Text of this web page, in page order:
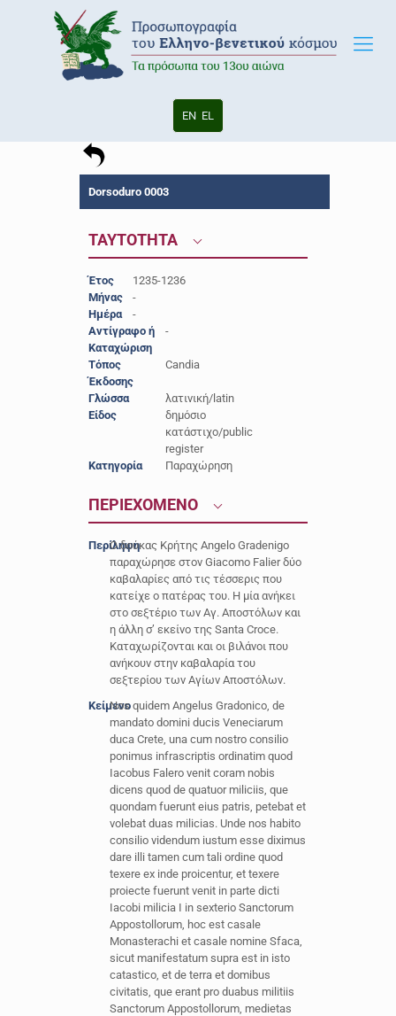
EN EL
Dorsoduro 0003
ΤΑΥΤΟΤΗΤΑ
Έτος
1235-1236
Μήνας
-
Ημέρα
-
Αντίγραφο ή
Καταχώριση
-
Τόπος
Έκδοσης
Candia
Γλώσσα
λατινική/latin
Είδος
δημόσιο
κατάστιχο/public
register
Κατηγορία
Παραχώρηση
ΠΕΡΙΕΧΟΜΕΝΟ
Περίληψη
Ο δούκας Κρήτης Angelo Gradenigo
παραχώρησε στον Giacomo Falier δύο
καβαλαρίες από τις τέσσερις που
κατείχε ο πατέρας του. H μία ανήκει
στο σεξτέριο των Aγ. Aποστόλων και
η άλλη σ’ εκείνο της Santa Croce.
Καταχωρίζονται και οι βιλάνοι που
ανήκουν στην καβαλαρία του
σεξτερίου των Αγίων Αποστόλων.
ΚείμενοNos quidem Angelus Gradonico, de
mandato domini ducis Veneciarum
duca Crete, una cum nostro consilio
ponimus infrascriptis ordinatim quod
Iacobus Falero venit coram nobis
dicens quod de quatuor miliciis, que
quondam fuerunt eius patris, petebat et
volebat duas milicias. Unde nos habito
consilio videndum iustum esse diximus
dare illi tamen cum tali ordine quod
texere ex inde proicentur, et texere
proiecte fuerunt venit in parte dicti
Iacobi milicia I in sexterio Sanctorum
Appostollorum, hoc est casale
Monasterachi et casale nomine Sfaca,
sicut manifestatum supra est in isto
catastico, et de terra et domibus
civitatis, que erant pro duabus militiis
Sanctorum Appostollorum, medietas